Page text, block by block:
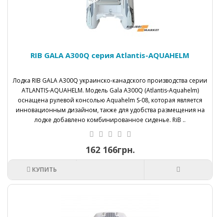
RIB GALA A300Q серия Atlantis-AQUAHELM
Лодка RIB GALA А300Q украинско-канадского производства серии
ATLANTIS-AQUAHELM. Модель Gala A300Q (Atlantis-Aquahelm)
оснащена рулевой консолью Aquahelm S-08, которая является
инновационным дизайном, также для удобства размещения на
лодке добавлено комбинированное сиденье. RiB ..
162 166грн.
КУПИТЬ